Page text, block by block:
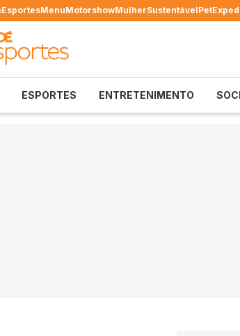
EsportesMenuMotorshowMulherSustentávelPet
ESPORTES ENTRETENIMENTO